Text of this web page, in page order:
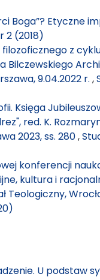
Boga”? Etyczne
2 (2018)
z
9.04.2022 r. ,
Księga
red. K.
2023, ss. 280,
konferencji
kultura i
U podstaw